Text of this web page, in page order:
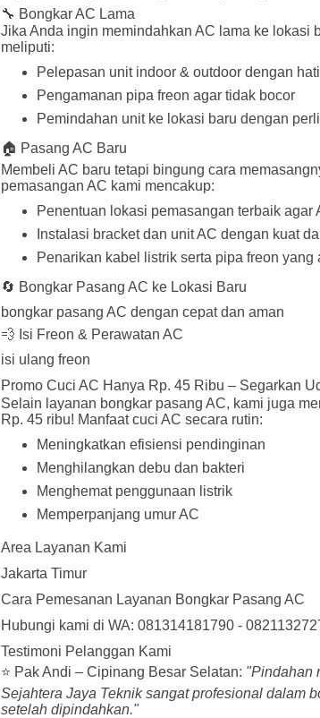
🔧 Bongkar AC Lama
Jika Anda ingin memindahkan AC lama ke lokasi
meliputi:
Pelepasan unit indoor & outdoor dengan
Pengamanan pipa freon agar tidak bocor
Pemindahan unit ke lokasi baru dengan
🏠 Pasang AC Baru
Membeli AC baru tetapi bingung cara
pemasangan AC kami mencakup:
Penentuan lokasi pemasangan terbaik agar
Instalasi bracket dan unit AC dengan kuat
Penarikan kabel listrik serta pipa freon yang
🔄 Bongkar Pasang AC ke Lokasi Baru
bongkar pasang AC dengan cepat dan aman
💨 Isi Freon & Perawatan AC
isi ulang freon
Promo Cuci AC Hanya Rp. 45 Ribu – Segarkan
Selain layanan bongkar pasang AC, kami juga
Rp. 45 ribu! Manfaat cuci AC secara rutin:
Meningkatkan efisiensi pendinginan
Menghilangkan debu dan bakteri
Menghemat penggunaan listrik
Memperpanjang umur AC
Area Layanan Kami
Jakarta Timur
Cara Pemesanan Layanan Bongkar Pasang AC
Hubungi kami di WA: 081314181790 -
Testimoni Pelanggan Kami
⭐ Pak Andi – Cipinang Besar Selatan: "Pindahan
Sejahtera Jaya Teknik sangat profesional dalam
setelah dipindahkan."